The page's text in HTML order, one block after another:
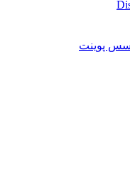
پوینت